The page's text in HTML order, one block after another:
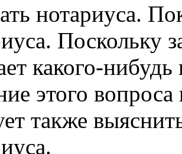
нотариуса.
Поскольку
какого-
этого
также